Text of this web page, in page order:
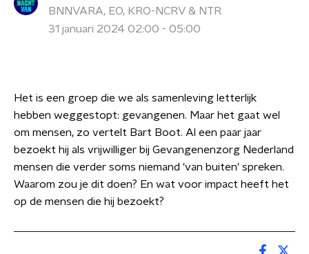
BNNVARA, EO, KRO-NCRV & NTR
31 januari 2024 02:00 - 05:00
Het is een groep die we als samenleving letterlijk
hebben weggestopt: gevangenen. Maar het gaat wel
om mensen, zo vertelt Bart Boot. Al een paar jaar
bezoekt hij als vrijwilliger bij Gevangenenzorg Nederland
mensen die verder soms niemand 'van buiten' spreken.
Waarom zou je dit doen? En wat voor impact heeft het
op de mensen die hij bezoekt?